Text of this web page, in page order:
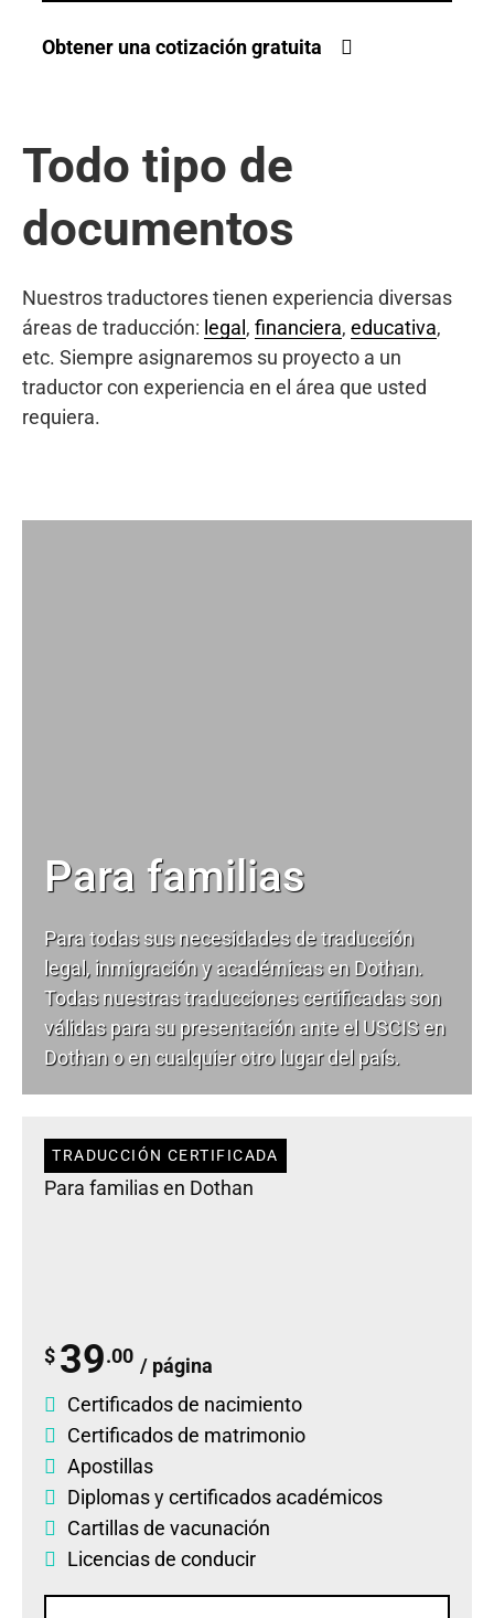
Obtener una cotización gratuita
Todo tipo de
documentos
Nuestros traductores tienen experiencia diversas
áreas de traducción: legal , financiera, educativa,
etc. Siempre asignaremos su proyecto a un
traductor con experiencia en el área que usted
requiera.
Para familias
Para todas sus necesidades detraducción
legal, inmigración y académicas en Dothan.
Todas nuestras traducciones certificadas son
válidas para su presentación ante el USCIS en
Dothan o en cualquier otro lugar del país.
TRADUCCIÓN CERTIFICADA
Para familias en Dothan
$ 39.00 / página
Certificados de nacimiento
Certificados de matrimonio
Apostillas
Diplomasycertificados académicos
Cartillas de vacunación
Licencias de conducir